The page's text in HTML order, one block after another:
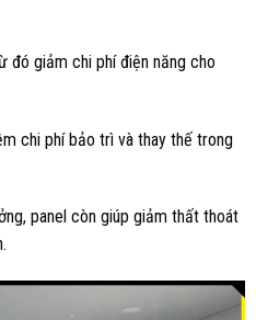
đó giảm chi phí điện năng cho
chi phí bảo trì và thay thế trong
panel còn giúp giảm thất thoát